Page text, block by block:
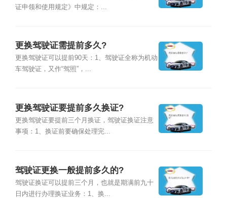
证申领和使用规定》中规定：...
更换驾驶证需提前多久?
更换驾驶证可以提前90天：1、驾驶证全称为机动
车驾驶证，又作“驾照”，...
更换驾驶证要提前多久换证?
更换驾驶证要提前三个月换证，驾驶证换证注意
事项：1、换证前要确保处理完...
驾驶证更换一般提前多久的?
驾驶证换证可以提前三个月，也就是期满前九十
日内进行办理换证业务：1、换...